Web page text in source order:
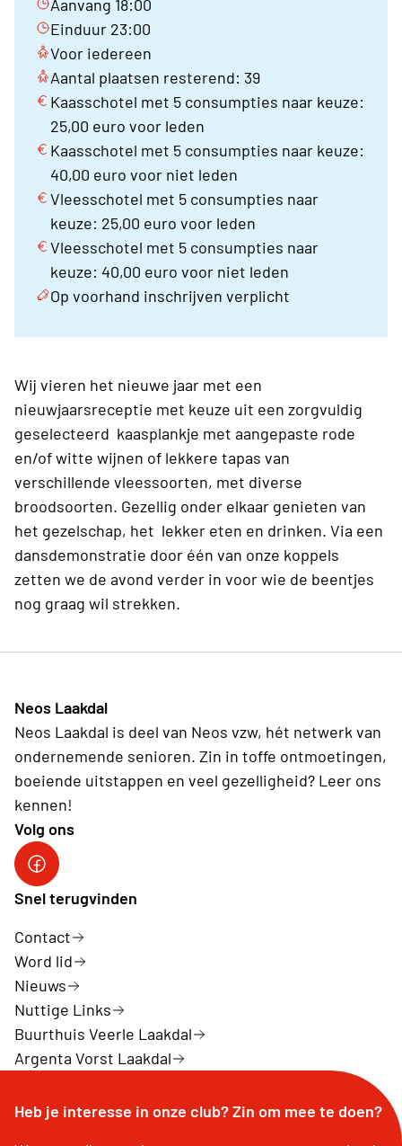
Aanvang 18:00
Einduur 23:00
Voor iedereen
Aantal plaatsen resterend: 39
Kaasschotel met 5 consumpties naar keuze:
25,00 euro voor leden
Kaasschotel met 5 consumpties naar keuze:
40,00 euro voor niet leden
Vleesschotel met 5 consumpties naar
keuze: 25,00 euro voor leden
Vleesschotel met 5 consumpties naar
keuze: 40,00 euro voor niet leden
Op voorhand inschrijven verplicht
Wij vieren het nieuwe jaar met een
nieuwjaarsreceptie met keuze uit een zorgvuldig
geselecteerd kaasplankje met aangepaste rode
en/of witte wijnen of lekkere tapas van
verschillende vleessoorten, met diverse
broodsoorten. Gezellig onder elkaar genieten van
het gezelschap, het lekker eten en drinken. Via een
dansdemonstratie door één van onze koppels
zetten we de avond verder in voor wie de beentjes
nog graag wil strekken.
Neos Laakdal
Neos Laakdal is deel van Neos vzw, hét netwerk van
ondernemende senioren. Zin in toffe ontmoetingen,
boeiende uitstappen en veel gezelligheid? Leer ons
kennen!
Volg ons
Neos Laakdal
Snel terugvinden
Contact
Word lid
Nieuws
Nuttige Links
Buurthuis Veerle Laakdal
Argenta Vorst Laakdal
Heb je interesse in onze club? Zin om mee te doen?